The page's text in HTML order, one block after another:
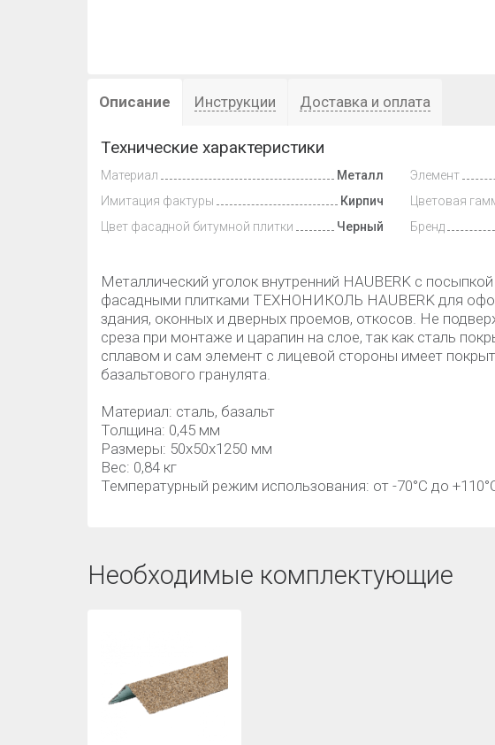
Описание Инструкции Доставка и оплата
Технические характеристики
Материал
Металл
Имитация фактуры
Кирпич
Цвет фасадной битумной плитки
Черный
Элемент
Цветовая
Бренд
Металлический уголок внутренний HAUBERK с
фасадными плитками ТЕХНОНИКОЛЬ HAUBERK для
здания, оконных и дверных проемов, откосов. Не
среза при монтаже и царапин на слое, так как сталь
сплавом и сам элемент с лицевой стороны имеет
базальтового гранулята.
Материал: сталь, базальт
Толщина: 0,45 мм
Размеры: 50х50х1250 мм
Вес: 0,84 кг
Температурный режим использования: от -70°С до
Необходимые комплектующие